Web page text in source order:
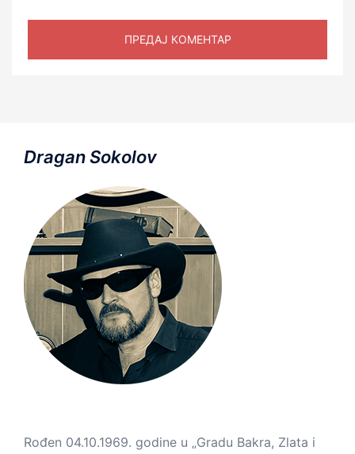
Dragan Sokolov
Rođen 04.10.1969. godine u „Gradu Bakra, Zlata i